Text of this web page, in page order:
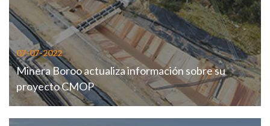
07-07-2022
Minera Boroo actualiza información sobre su
proyecto CMOP